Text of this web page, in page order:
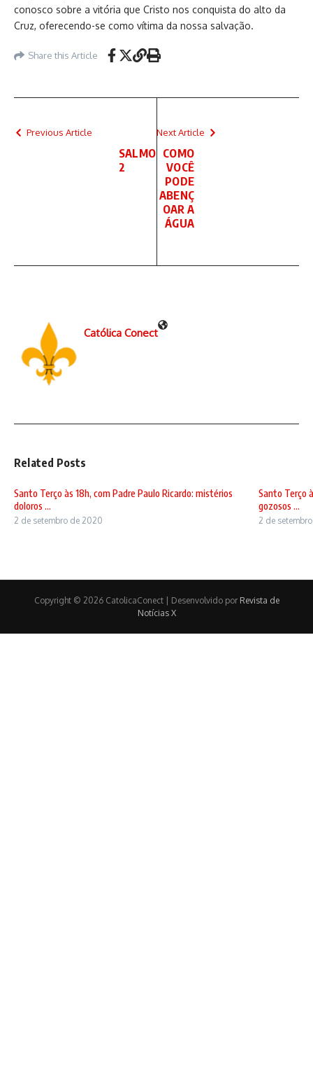
conosco sobre a vitória que Cristo nos conquista do alto da
Cruz, oferecendo-se como vítima da nossa salvação.
Share this Article
Previous Article
SALMO
2
Next Article
COMO
VOCÊ
PODE
ABENÇ
OAR A
ÁGUA
Católica Conect
Related Posts
Santo Terço às 18h, com Padre Paulo Ricardo: mistérios
doloros ...
2 de setembro de 2020
Santo Terço
gozosos ...
2 de
Copyright © 2026 CatolicaConect | Desenvolvido por Revista de
Notícias X